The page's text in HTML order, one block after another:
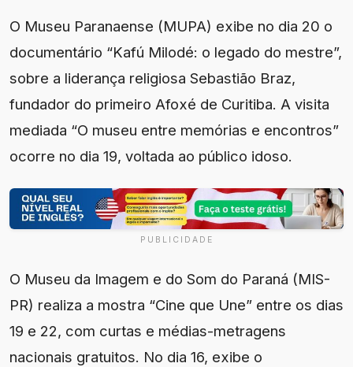
O Museu Paranaense (MUPA) exibe no dia 20 o
documentário “Kafú Milodé: o legado do mestre”,
sobre a liderança religiosa Sebastião Braz,
fundador do primeiro Afoxé de Curitiba. A visita
mediada “O museu entre memórias e encontros”
ocorre no dia 19, voltada ao público idoso.
PUBLICIDADE
O Museu da Imagem e do Som do Paraná (MIS-
PR) realiza a mostra “Cine que Une” entre os dias
19 e 22, com curtas e médias-metragens
nacionais gratuitos. No dia 16, exibe o